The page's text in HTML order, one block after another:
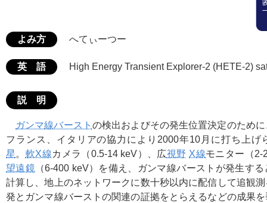
よみ方 へてぃーつー
英 語 High Energy Transient Explorer-2 (HETE-2)
説 明
ガンマ線バースト の検出およびその発生位置決定のため
フランス、イタリアの協力により2000年10月に打ち上げ
星 。 軟X線カメラ（0.5-14 keV）、広視野 X線モニター（2-
望遠鏡 （6-400 keV）を備え、ガンマ線バーストが発生す
計算し、地上のネットワークに数十秒以内に配信して追観
発とガンマ線バーストの関連の証拠をとらえるなどの成果